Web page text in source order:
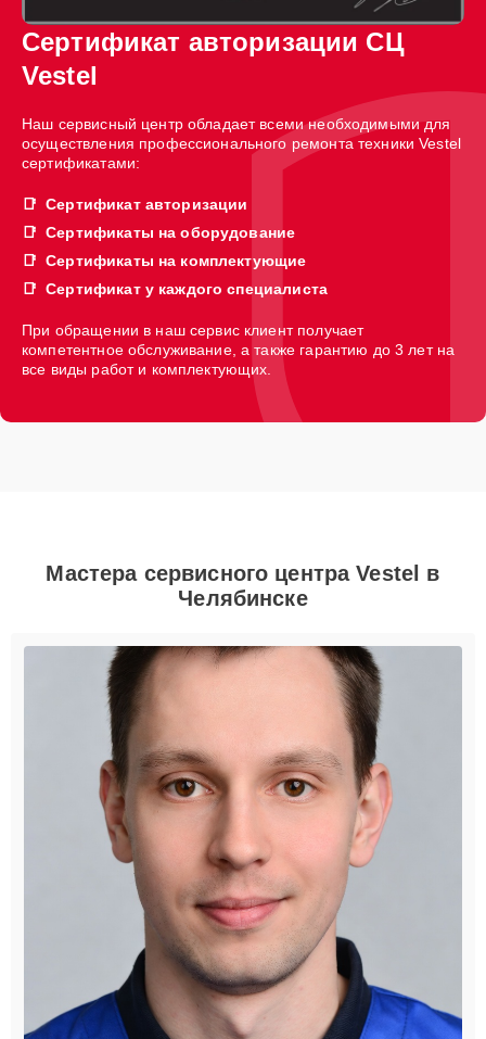
Сертификат авторизации СЦ
Vestel
Наш сервисный центр обладает всеми необходимыми для
осуществления профессионального ремонта техники Vestel
сертификатами:
Сертификат авторизации
Сертификаты на оборудование
Сертификаты на комплектующие
Сертификат у каждого специалиста
При обращении в наш сервис клиент получает
компетентное обслуживание, а также гарантию до 3 лет на
все виды работ и комплектующих.
Мастера сервисного центра Vestel в
Челябинске